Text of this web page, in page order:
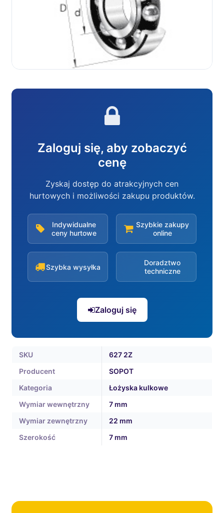
Zaloguj się, aby zobaczyć
cenę
Zyskaj dostęp do atrakcyjnych cen
hurtowych i możliwości zakupu produktów.
Indywidualne
ceny hurtowe
Szybkie zakupy
online
Szybka wysyłka
Doradztwo
techniczne
Zaloguj się
SKU
627 2Z
Producent
SOPOT
Kategoria
Łożyska kulkowe
Wymiar wewnętrzny
7 mm
Wymiar zewnętrzny
22 mm
Szerokość
7 mm